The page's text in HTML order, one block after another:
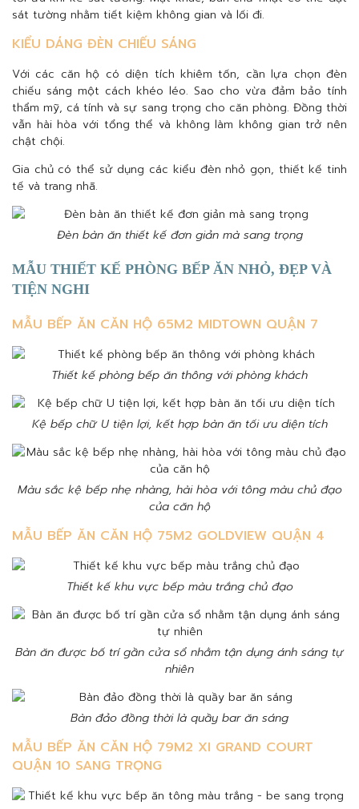
sát tường nhằm tiết kiệm không gian và lối đi.
KIỂU DÁNG ĐÈN CHIẾU SÁNG
Với các căn hộ có diện tích khiêm tốn, cần lựa chọn đèn
chiếu sáng một cách khéo léo. Sao cho vừa đảm bảo tính
thẩm mỹ, cá tính và sự sang trọng cho căn phòng. Đồng thời
vẫn hài hòa với tổng thể và không làm không gian trở nên
chật chội.
Gia chủ có thể sử dụng các kiểu đèn nhỏ gọn, thiết kế tinh
tế và trang nhã.
Đèn bàn ăn thiết kế đơn giản mà sang trọng
MẪU THIẾT KẾ PHÒNG BẾP ĂN NHỎ, ĐẸP VÀ
TIỆN NGHI
MẪU BẾP ĂN CĂN HỘ 65M2 MIDTOWN QUẬN 7
Thiết kế phòng bếp ăn thông với phòng khách
Kệ bếp chữ U tiện lợi, kết hợp bàn ăn tối ưu diện tích
Màu sắc kệ bếp nhẹ nhàng, hài hòa với tông màu chủ đạo
của căn hộ
MẪU BẾP ĂN CĂN HỘ 75M2 GOLDVIEW QUẬN 4
Thiết kế khu vực bếp màu trắng chủ đạo
Bàn ăn được bố trí gần cửa sổ nhằm tận dụng ánh sáng tự
nhiên
Bàn đảo đồng thời là quầy bar ăn sáng
MẪU BẾP ĂN CĂN HỘ 79M2 XI GRAND COURT
QUẬN 10 SANG TRỌNG